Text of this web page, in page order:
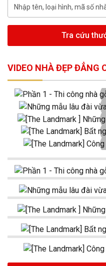
Tra cứu
VIDEO NHÀ ĐẸP ĐẲNG